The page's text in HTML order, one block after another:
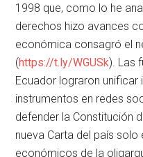
1998 que, como lo he
derechos hizo avances
económica consagró el
(https://t.ly/WGUSk). Las
Ecuador lograron unificar
instrumentos en redes
defender la Constitución
nueva Carta del país
económicos de la